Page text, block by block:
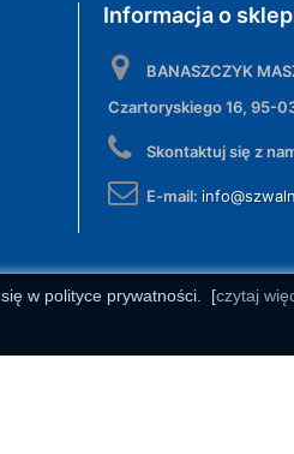
Informacja o
BANASZCZYK
Czartoryskiego 16, 95-
Skontaktuj się z
E-mail:
w polityce prywatności. [czytaj